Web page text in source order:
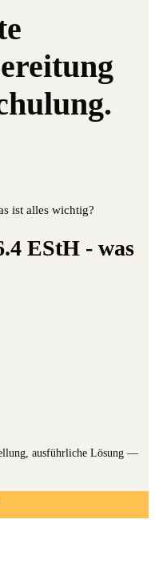
ist alles wichtig?
EStH - was
aus­führ­li­che Lösung —